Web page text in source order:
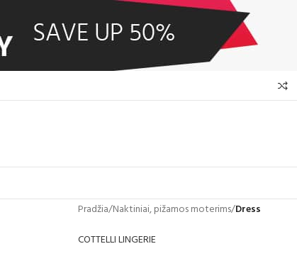
Pradžia/Naktiniai, pižamos moterims/Dress
COTTELLI LINGERIE